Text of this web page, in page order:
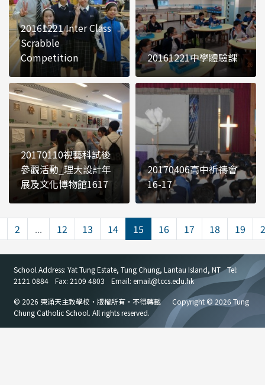
20161221 Inter Class
Scrabble
Competition
20161221中學體驗課
20170110視藝科試後
參觀活動_理大設計年
展及文化博物館1617
20170406高中祈禱會
16-17
2 ... 12 13 14 15 16 17 18 19
School Address: Yat Tung Estate, Tung Chung, Lantau Island, NT
Tel:
2121 0884
Fax: 2109 4803 Email: email@tccs.edu.hk
© 2026 東涌天主教學校・版權所有・不得轉載
Copyright © 2026 Tung
Chung Catholic School. All rights reserved.